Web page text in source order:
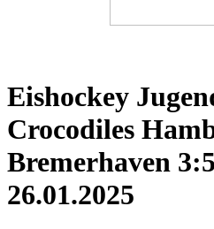
Eishockey
Crocodiles
Bremerhaven
26.01.2025